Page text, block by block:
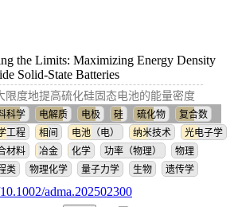
the Limits: Maximizing Energy Density
Solid‐State Batteries
限度地提高硫化硅固态电池的能量密度
科学 电解质 电极 硅 硫化物
复合数
工程
相间 电池（电） 纳米技术
光电子学
材料
冶金 化学 功率（物理）
物理
类
物理化学 量子力学 生物 遗传学
adma.202502300